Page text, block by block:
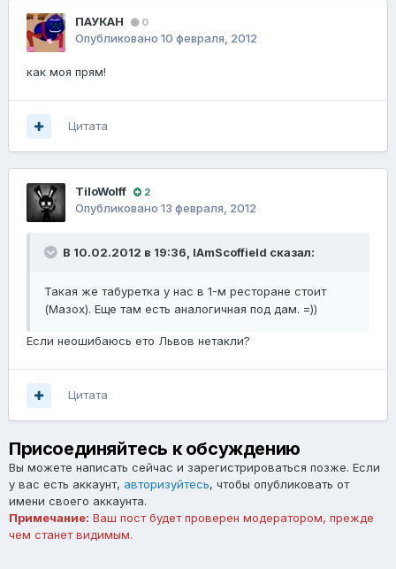
ПАУКАН 0
Опубликовано 10 февраля, 2012
как моя прям!
Цитата
TiloWolff 2
Опубликовано 13 февраля, 2012
В 10.02.2012 в 19:36, IAmScoffield сказал:
Такая же табуретка у нас в 1-м ресторане стоит
(Мазох). Еще там есть аналогичная под дам. =))
Если неошибаюсь ето Львов нетакли?
Цитата
Присоединяйтесь к обсуждению
Вы можете написать сейчас и зарегистрироваться позже. Если
у вас есть аккаунт, авторизуйтесь, чтобы опубликовать от
имени своего аккаунта.
Примечание: Ваш пост будет проверен модератором, прежде
чем станет видимым.